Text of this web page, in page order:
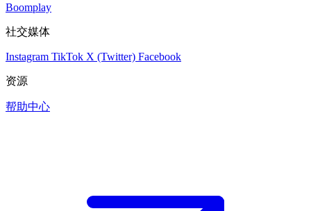
Boomplay
社交媒体
Instagram TikTok X (Twitter) Facebook
资源
帮助中心